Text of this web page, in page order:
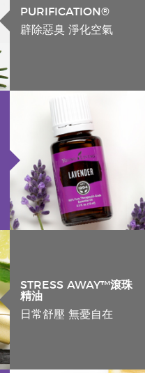
PURIFICATION®
辟除惡臭 淨化空氣
STRESS AWAY™滾珠
精油
日常舒壓 無憂自在